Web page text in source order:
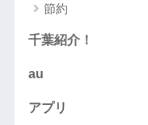
節約
千葉紹介！
au
アプリ